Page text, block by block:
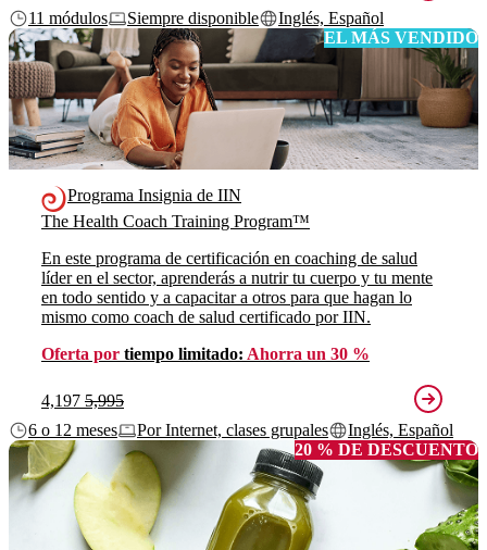
11 módulos
Siempre disponible
Inglés, Español
EL MÁS VENDIDO
Programa Insignia de IIN
The Health Coach Training Program™
En este programa de certificación en coaching de salud
líder en el sector, aprenderás a nutrir tu cuerpo y tu mente
en todo sentido y a capacitar a otros para que hagan lo
mismo como coach de salud certificado por IIN.
Oferta por tiempo limitado: Ahorra un 30 %
4,197 5,995
6 o 12 meses
Por Internet, clases grupales
Inglés, Español
20 % DE DESCUENTO